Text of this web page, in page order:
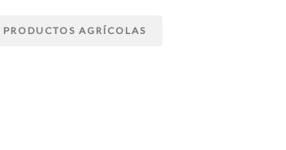
PRODUCTOS AGRÍCOLAS